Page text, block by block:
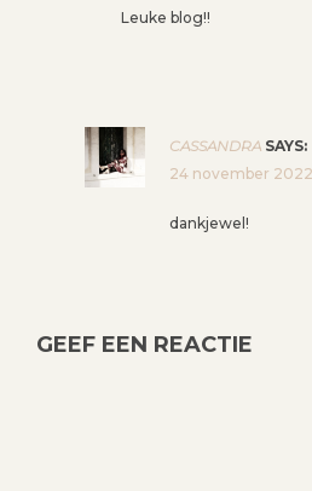
Leuke blog!!
CASSANDRA SAYS:
24 november 2022
dankjewel!
GEEF EEN REACTIE